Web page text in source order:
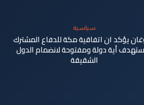
سياسية
يؤكد ان اتفاقية مكة للدفاع المشترك
أية دولة ومفتوحة لانضمام الدول
الشقيقة